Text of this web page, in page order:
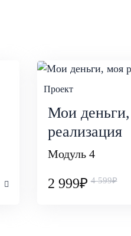
Проект
Мои
реализация
Модуль 4
2 999₽ 4 599₽